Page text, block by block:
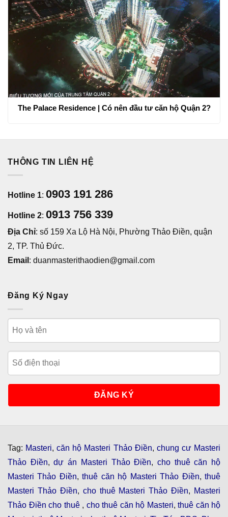
The Palace Residence | Có nên đầu tư căn hộ Quận 2?
THÔNG TIN LIÊN HỆ
Hotline 1: 0903 191 286
Hotline 2: 0913 756 339
Địa Chỉ: số 159 Xa Lộ Hà Nội, Phường Thảo Điền, quận
2, TP. Thủ Đức.
Email : duanmasterithaodien@gmail.com
Đăng Ký Ngay
Tag: Masteri,căn hộ Masteri Thảo Điền, chung cư Masteri
Thảo Điền,dự án Masteri Thảo Điền, cho thuê căn hộ
Masteri Thảo Điền,thuê căn hộ Masteri Thảo Điền,thuê
Masteri Thảo Điền, cho thuê Masteri Thảo Điền, Masteri
Thảo Điền cho thuê , cho thuê căn hộ Masteri, thuê căn hộ